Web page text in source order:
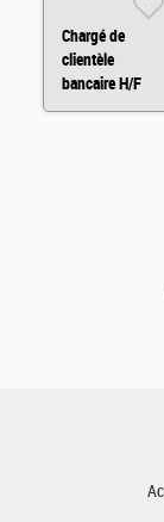
Chargé de
clientèle
bancaire H/F